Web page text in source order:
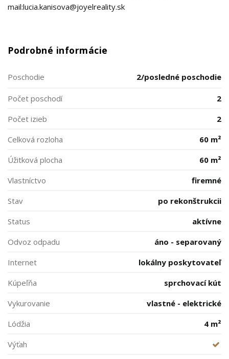
mail:lucia.kanisova@joyelreality.sk
Podrobné informácie
Poschodie 2/posledné poschodie
Počet poschodí
2
Počet izieb
2
Celková rozloha
60 m²
Úžitková plocha
60 m²
Vlastníctvo
firemné
Stav
po rekonštrukcii
Status
aktívne
Odvoz odpadu
áno - separovaný
Internet
lokálny poskytovateľ
Kúpeľňa
sprchovací kút
Vykurovanie
vlastné - elektrické
Lódžia
4 m²
Výťah